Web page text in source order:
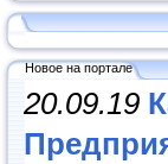
Новое на портале
20.09.19